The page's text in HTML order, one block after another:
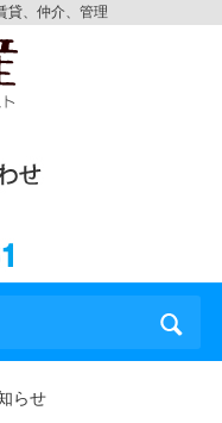
貸、仲介、管理
らせ